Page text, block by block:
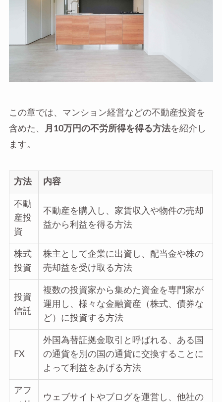
この章では、マンション経営などの不動産投資を
含めた、
月10万円の不労所得を得る方法を紹介し
ます。
方法 内容
不動
産投
資
不動産を購入し、家賃収入や物件の売却
益から利益を得る方法
株式
投資
株主として企業に出資し、配当金や株の
売却益を受け取る方法
投資
信託
複数の投資家から集めた資金を専門家が
運用し、様々な金融資産（株式、債券な
ど）に投資する方法
FX
外国為替証拠金取引と呼ばれる、ある国
の通貨を別の国の通貨に交換することに
よって利益をあげる方法
アフ
ウェブサイトやブログを運営し、他社の